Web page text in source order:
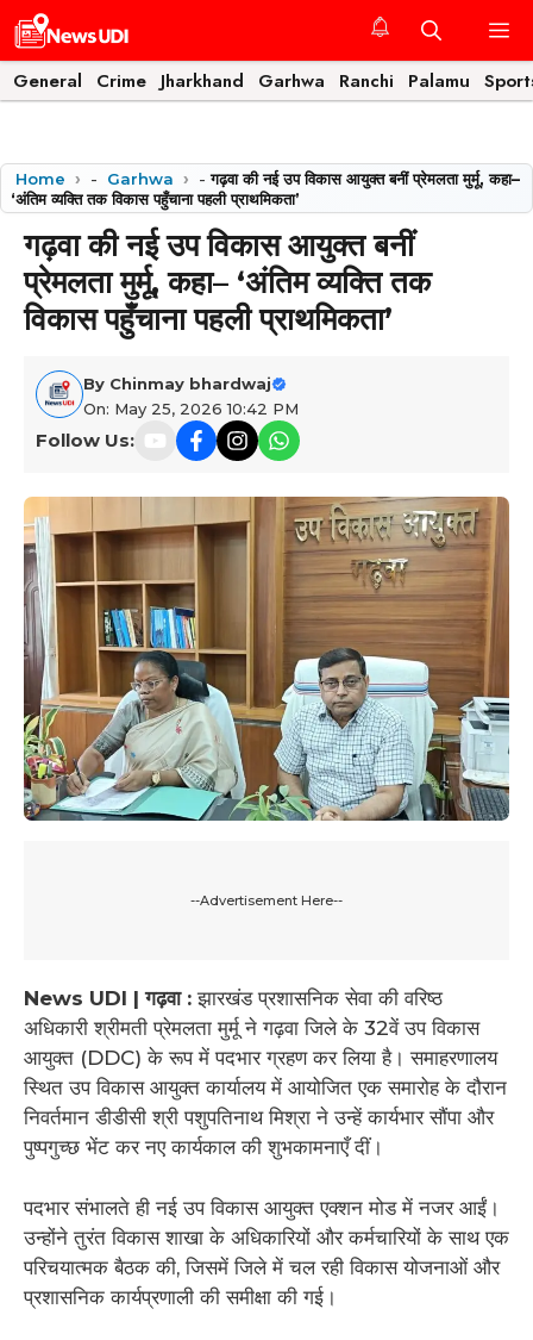
Skip
to
content
General Crime Jharkhand Garhwa Ranchi Palamu
Home - Garhwa -गढ़वा की नई उप विकास आयुक्त बनीं प्रेमलता मुर्मू, कहा–
‘अंतिम व्यक्ति तक विकास पहुँचाना पहली प्राथमिकता’
गढ़वा की नई उप विकास आयुक्त बनीं
प्रेमलता मुर्मू, कहा– ‘अंतिम व्यक्ति तक
विकास पहुँचाना पहली प्राथमिकता’
By Chinmay bhardwaj
On: May 25, 2026 10:42 PM
Follow Us:
--Advertisement Here--
News UDI | गढ़वा : झारखंड प्रशासनिक सेवा की वरिष्ठ
अधिकारी श्रीमती प्रेमलता मुर्मू ने गढ़वा जिले के 32वें उप विकास
आयुक्त (DDC) के रूप में पदभार ग्रहण कर लिया है। समाहरणालय
स्थित उप विकास आयुक्त कार्यालय में आयोजित एक समारोह के दौरान
निवर्तमान डीडीसी श्री पशुपतिनाथ मिश्रा ने उन्हें कार्यभार सौंपा और
पुष्पगुच्छ भेंट कर नए कार्यकाल की शुभकामनाएँ दीं।
​पदभार संभालते ही नई उप विकास आयुक्त एक्शन मोड में नजर आईं।
उन्होंने तुरंत विकास शाखा के अधिकारियों और कर्मचारियों के साथ एक
परिचयात्मक बैठक की, जिसमें जिले में चल रही विकास योजनाओं और
प्रशासनिक कार्यप्रणाली की समीक्षा की गई।